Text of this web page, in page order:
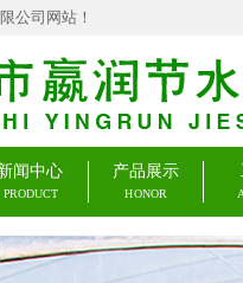
公司网站！
闻中心
PRODUCT
产品展示
HONOR